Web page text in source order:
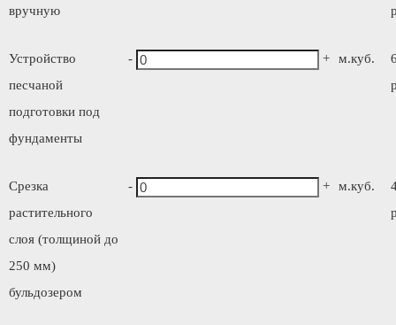
вручную
Устройство
песчаной
подготовки под
фундаменты
- + м.куб.
Срезка
растительного
слоя (толщиной до
250 мм)
бульдозером
- + м.куб.